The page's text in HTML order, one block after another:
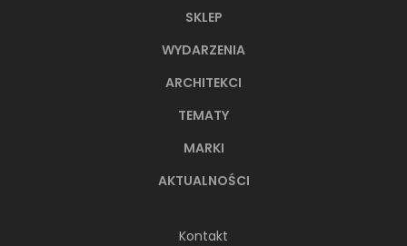
SKLEP
WYDARZENIA
ARCHITEKCI
TEMATY
MARKI
AKTUALNOŚCI
Kontakt